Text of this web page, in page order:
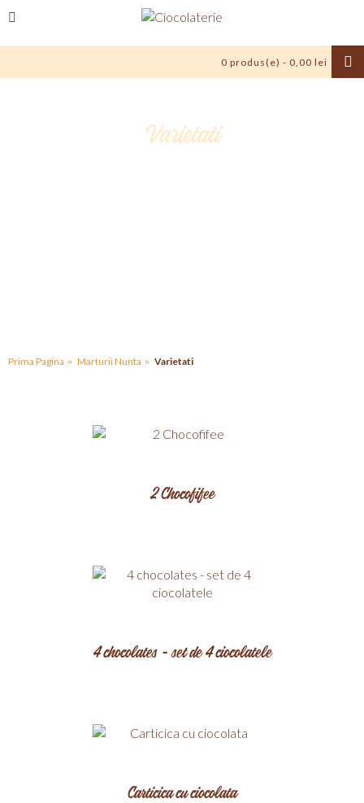
0 produs(e) - 0,00 lei
Varietati
Prima Pagina Marturii Nunta Varietati
2 Chocofifee
4 chocolates - set de 4 ciocolatele
Carticica cu ciocolata